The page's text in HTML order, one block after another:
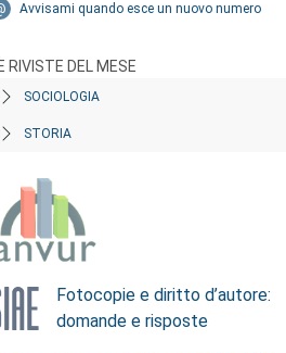
Avvisami quando esce un nuovo numero
RIVISTE DEL MESE
SOCIOLOGIA
STORIA
Fotocopie e diritto d’autore:
domande e risposte